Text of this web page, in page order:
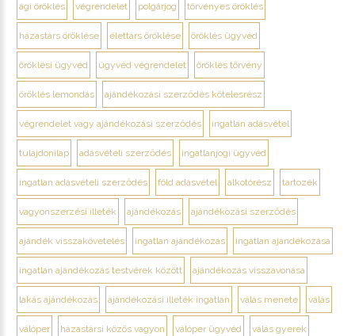
ági öröklés végrendelet polgárjog törvényes öröklés
házastárs öröklése élettárs öröklése öröklés ügyvéd
öröklési ügyvéd ügyvéd végrendelet öröklés törvény
öröklés lemondás ajándékozási szerződés kötelesrész
végrendelet vagy ajándékozási szerződés ingatlan adásvétel
tulajdonilap adásvételi szerződés ingatlanjogi ügyvéd
ingatlan adásvételi szerződés föld adásvétel alkotórész tartozék
vagyonszerzési illeték ajándékozás ajándékozási szerződés
ajándék visszakövetelés ingatlan ajándékozás ingatlan ajándékozása
ingatlan ajándékozás testvérek között ajándékozás visszavonása
lakás ajándékozás ajándékozási illeték ingatlan válás menete válás
válóper házastársi közös vagyon válóper ügyvéd válás gyerek